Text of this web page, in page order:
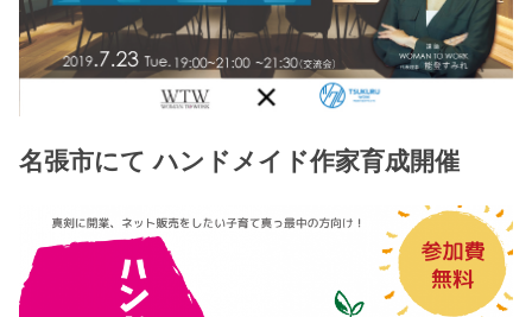
名張市にて ハンドメイド作家育成開催